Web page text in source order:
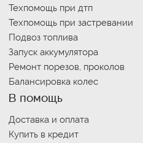
Техпомощь при дтп
Техпомощь при застревании
Подвоз топлива
Запуск аккумулятора
Ремонт порезов, проколов
Балансировка колес
В помощь
Доставка и оплата
Купить в кредит